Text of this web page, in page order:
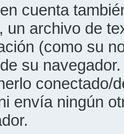
cuenta
un archivo de
(como su
su
conectado/
envía ningún